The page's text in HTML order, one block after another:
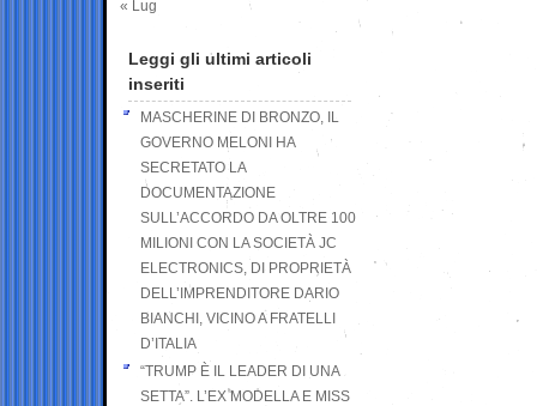
« Lug
Leggi gli ultimi articoli
inseriti
MASCHERINE DI BRONZO, IL
GOVERNO MELONI HA
SECRETATO LA
DOCUMENTAZIONE
SULL’ACCORDO DA OLTRE 100
MILIONI CON LA SOCIETÀ JC
ELECTRONICS, DI PROPRIETÀ
DELL’IMPRENDITORE DARIO
BIANCHI, VICINO A FRATELLI
D’ITALIA
“TRUMP È IL LEADER DI UNA
SETTA”. L’EX MODELLA E MISS